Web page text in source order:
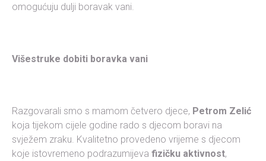
omogućuju dulji boravak vani.
Višestruke dobiti boravka vani
Razgovarali smo s mamom četvero djece, Petrom Zelić
koja tijekom cijele godine rado s djecom boravi na
svježem zraku. Kvalitetno provedeno vrijeme s djecom
koje istovremeno podrazumijeva fizičku aktivnost,